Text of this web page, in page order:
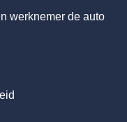
werknemer de auto